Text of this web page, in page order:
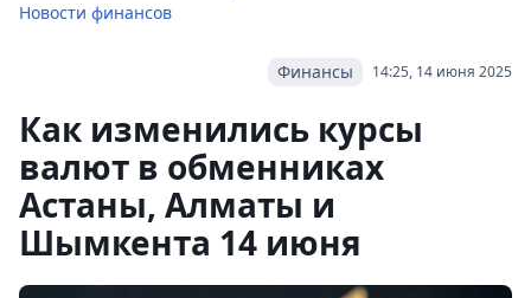
Новости финансов
14:25, 14 июня 2025
Финансы
Как изменились курсы
валют в обменниках
Астаны, Алматы и
Шымкента 14 июня